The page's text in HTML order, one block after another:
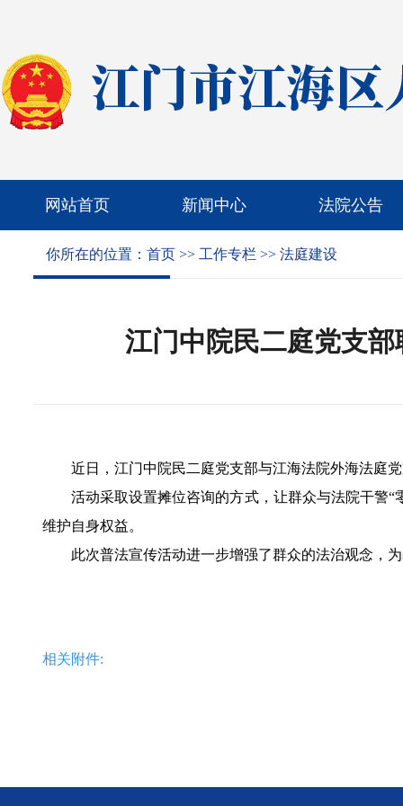
网站首页 新闻中心 法院公告
你所在的位置： 首页 >> 工作专栏 >> 法庭建设
江门中院民二庭党支
近日 ，江门中院民二庭党支部与江海法院外海法庭
活动采取设置摊位咨询的方式，让群众与法院干警“
维护自身权益。
此次普法宣传活动进一步增强了群众的法治观念，
相关附件: